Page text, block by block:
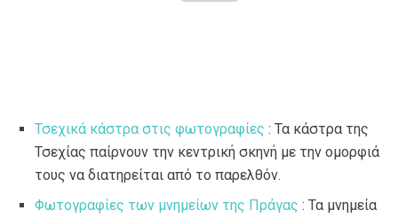
Τσεχικά κάστρα στις φωτογραφίες : Τα κάστρα της
Τσεχίας παίρνουν την κεντρική σκηνή με την ομορφιά
τους να διατηρείται από το παρελθόν.
Φωτογραφίες των μνημείων της Πράγας : Τα μνημεία